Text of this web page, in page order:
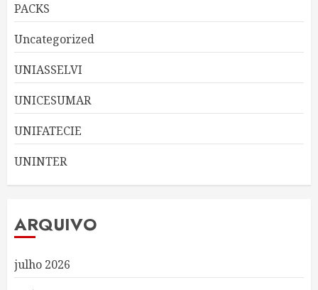
PACKS
Uncategorized
UNIASSELVI
UNICESUMAR
UNIFATECIE
UNINTER
ARQUIVO
julho 2026